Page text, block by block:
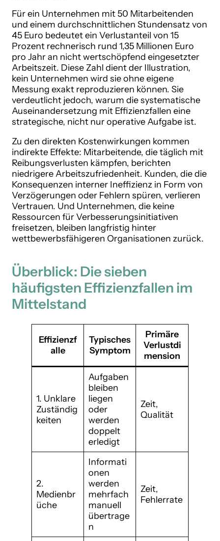
Für ein Unternehmen mit 50 Mitarbeitenden
und einem durchschnittlichen Stundensatz von
45 Euro bedeutet ein Verlustanteil von 15
Prozent rechnerisch rund 1,35 Millionen Euro
pro Jahr an nicht wertschöpfend eingesetzter
Arbeitszeit. Diese Zahl dient der Illustration,
kein Unternehmen wird sie ohne eigene
Messung exakt reproduzieren können. Sie
verdeutlicht jedoch, warum die systematische
Auseinandersetzung mit Effizienzfallen eine
strategische, nicht nur operative Aufgabe ist.
Zu den direkten Kostenwirkungen kommen
indirekte Effekte: Mitarbeitende, die täglich mit
Reibungsverlusten kämpfen, berichten
niedrigere Arbeitszufriedenheit. Kunden, die die
Konsequenzen interner Ineffizienz in Form von
Verzögerungen oder Fehlern spüren, verlieren
Vertrauen. Und Unternehmen, die keine
Ressourcen für Verbesserungsinitiativen
freisetzen, bleiben langfristig hinter
wettbewerbsfähigeren Organisationen zurück.
Überblick: Die sieben
häufigsten Effizienzfallen im
Mittelstand
Effizienzf
alle
Typisches
Symptom
Primäre
Verlustdi
mension
1. Unklare
Zuständig
keiten
Aufgaben
bleiben
liegen
oder
werden
doppelt
erledigt
Zeit,
Qualität
2.
Medienbr
üche
Informati
onen
werden
mehrfach
manuell
übertrage
n
Zeit,
Fehlerrate